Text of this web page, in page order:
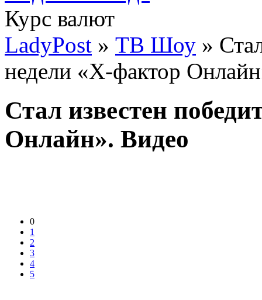
Курс валют
LadyPost » ТВ Шоу »
недели «Х-фактор
Стал известен
Онлайн». Видео
0
1
2
3
4
5